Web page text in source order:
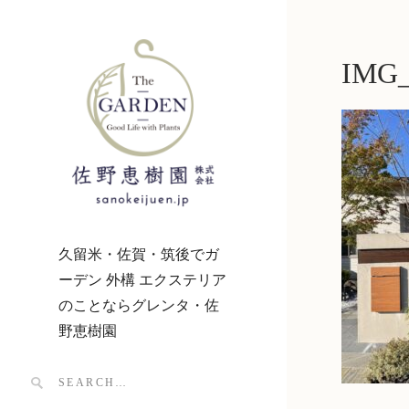
久留米・佐賀・筑後でガ
ーデン 外構 エクステリア
のことならグレンタ・佐
野恵樹園